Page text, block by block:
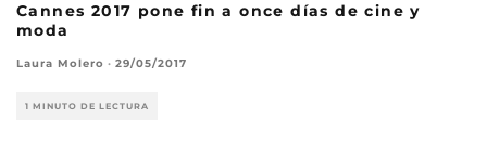
Cannes 2017 pone fin a once días de cine y
moda
Laura Molero · 29/05/2017
1 MINUTO DE LECTURA